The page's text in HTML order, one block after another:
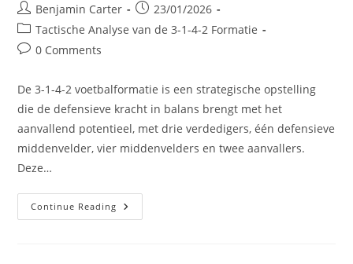
Post
author:
Benjamin Carter
Post
published:
23/01/2026
Post
category:
Tactische Analyse van de 3-1-4-2 Formatie
Post0 Comments
De 3-1-4-2 voetbalformatie is een strategische opstelling
die de defensieve kracht in balans brengt met het
aanvallend potentieel, met drie verdedigers, één defensieve
middenvelder, vier middenvelders en twee aanvallers.
Deze…
Continue Reading 3-
1-